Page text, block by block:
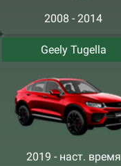
2008 - 2014
Geely Tugella
2019 - наст. время